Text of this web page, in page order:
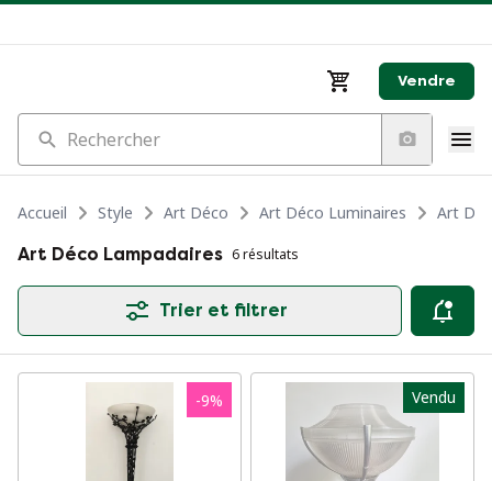
Vendre
Rechercher
Accueil Style Art Déco Art Déco Luminaires
Art
Art Déco Lampadaires 6 résultats
Trier et filtrer
-9% Vendu